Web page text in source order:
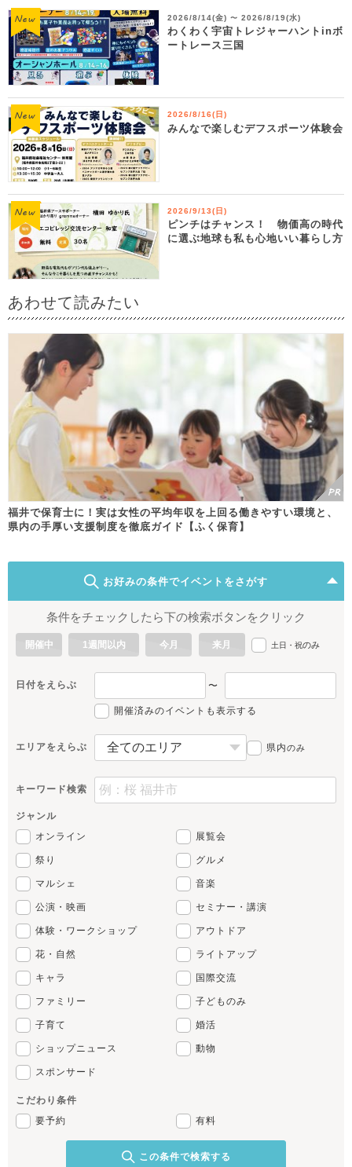
2026/8/14(金) 〜 2026/8/19(水)
わくわく宇宙トレジャーハントinボ
ートレース三国
2026/8/16(日)
みんなで楽しむデフスポーツ体験会
2026/9/13(日)
ピンチはチャンス！ 物価高の時代
に選ぶ地球も私も心地いい暮らし方
あわせて読みたい
福井で保育士に！実は女性の平均年収を上回る働きやすい環境と、
県内の手厚い支援制度を徹底ガイド【ふく保育】
お好みの条件でイベントをさがす
条件をチェックしたら下の検索ボタンをクリック
開催中 1週間以内 今月 来月 土日・祝のみ
日付をえらぶ 〜
開催済みのイベントも表示する
エリアをえらぶ 県内のみ
キーワード検索
ジャンル
オンライン
展覧会
祭り グルメ
マルシェ 音楽
公演・映画 セミナー・講演
体験・ワークショップ アウトドア
花・自然 ライトアップ
キャラ 国際交流
ファミリー 子どものみ
子育て 婚活
ショップニュース 動物
スポンサード
こだわり条件
要予約
有料
この条件で検索する